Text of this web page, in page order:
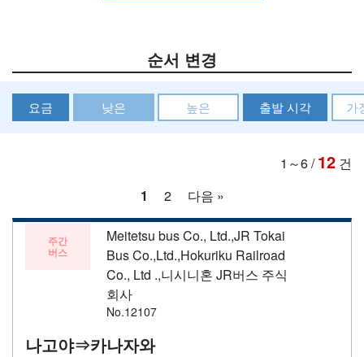
순서 변경
요금 낮은 높은 출발 시각 가
1～6/12 건
1
2 다음 »
주간
버스
Meitetsu bus Co., Ltd.,JR Tokai
Bus Co.,Ltd.,Hokuriku Railroad
Co., Ltd .,니시니혼 JR버스 주식
회사
No.12107
나고야⇒카나자와